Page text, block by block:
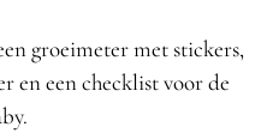
groeimeter met stickers,
en een checklist voor de